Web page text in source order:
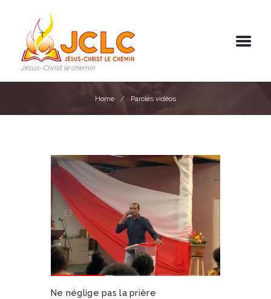
Jésus-Christ le chemin
Home Paroles vidéos
Ne néglige pas la prière